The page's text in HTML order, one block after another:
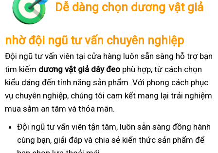
Dễ dàng chọn dương vật giả
nhờ đội ngũ tư vấn chuyên nghiệp
Đội ngũ tư vấn viên tại cửa hàng luôn sẵn sàng hỗ trợ bạn
tìm kiếm dương vật giả dây đeo phù hợp, từ cách chọn
kiểu dáng đến tính năng sản phẩm. Với phong cách phục
vụ chuyên nghiệp, chúng tôi cam kết mang lại trải nghiệm
mua sắm an tâm và thỏa mãn.
Đội ngũ tư vấn viên tận tâm, luôn sẵn sàng đồng hành
cùng bạn, giải đáp và chia sẻ kiến thức sản phẩm để